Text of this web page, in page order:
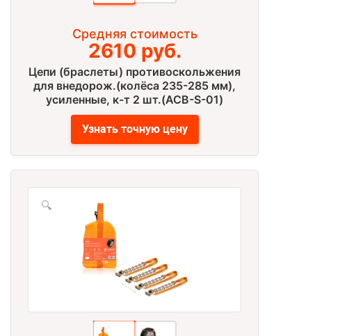
Средняя стоимость
2610 руб.
Цепи (браслеты) противоскольжения
для внедорож.(колёса 235-285 мм),
усиленные, к-т 2 шт.(ACB-S-01)
Узнать точную цену
🔍